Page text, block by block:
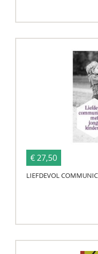
€ 27,50
LIEFDEVOL